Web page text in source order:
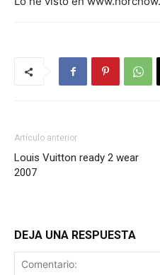
Artículo anterior
Louis Vuitton ready 2 wear
2007
DEJA UNA RESPUESTA